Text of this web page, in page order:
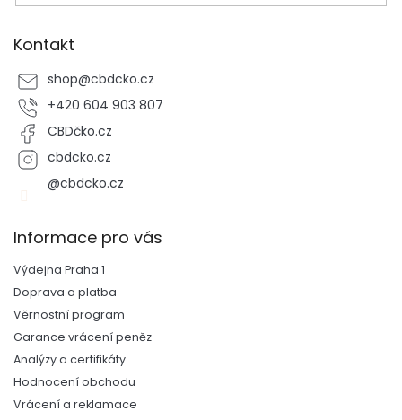
Kontakt
shop@cbdcko.cz
+420 604 903 807
CBDčko.cz
cbdcko.cz
@cbdcko.cz
Informace pro vás
Výdejna Praha 1
Doprava a platba
Věrnostní program
Garance vrácení peněz
Analýzy a certifikáty
Hodnocení obchodu
Vrácení a reklamace